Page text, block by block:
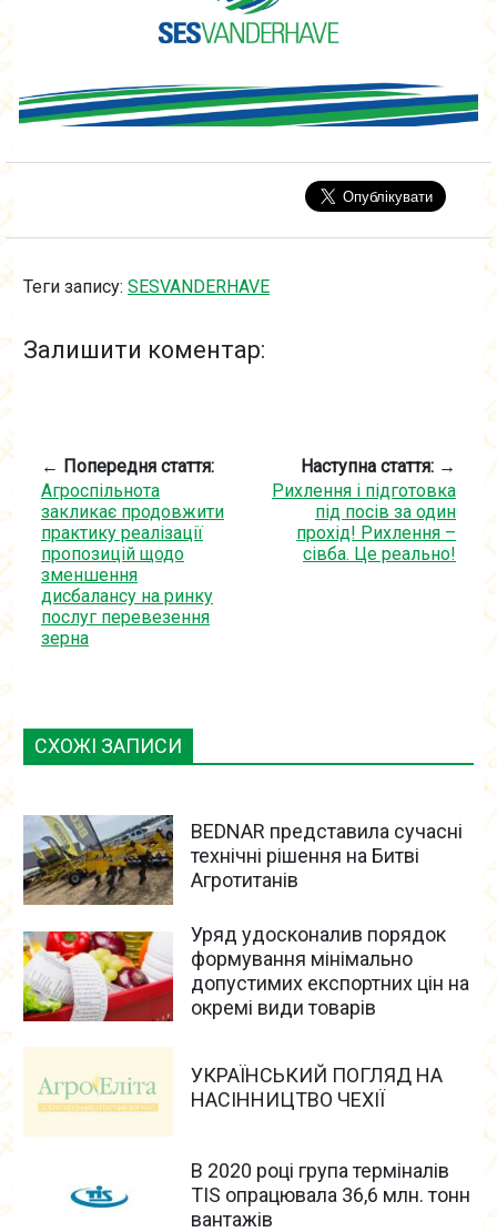
Теги запису: SESVANDERHAVE
Залишити коментар:
← Попередня стаття:
Агроспільнота
закликає продовжити
практику реалізації
пропозицій щодо
зменшення
дисбалансу на ринку
послуг перевезення
зерна
Наступна стаття: →
Рихлення і підготовка
під посів за один
прохід! Рихлення –
сівба. Це реально!
СХОЖІ ЗАПИСИ
BEDNAR представила сучасні
технічні рішення на Битві
Агротитанів
Уряд удосконалив порядок
формування мінімально
допустимих експортних цін на
окремі види товарів
УКРАЇНСЬКИЙ ПОГЛЯД НА
НАСІННИЦТВО ЧЕХІЇ
В 2020 році група терміналів
TIS опрацювала 36,6 млн. тонн
вантажів